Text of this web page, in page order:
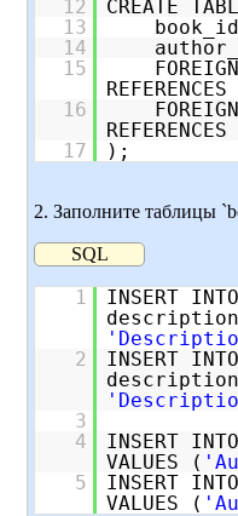
12
CREATE
13
14
15
16
17
);
2. Заполните таблицы
SQL
1
INSERT
2
INSERT
3
4
INSERT
VALUES (
5
INSERT
VALUES (